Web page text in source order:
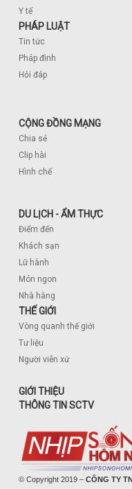
Y tế
PHÁP LUẬT
Tin tức
Pháp đình
Hỏi đáp
CỘNG ĐỒNG MẠNG
Chia sẻ
Clip hài
Hình chế
DU LỊCH - ẨM THỰC
Điểm đến
Khách sạn
Lữ hành
Món ngon
Nhà hàng
THẾ GIỚI
Vòng quanh thế giới
Tư liệu
Người viễn xứ
GIỚI THIỆU
THÔNG TIN SCTV
© Copyright 2019 – CÔNG TY